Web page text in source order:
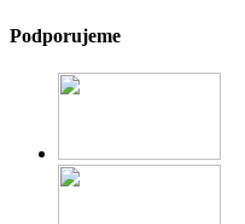
Podporujeme